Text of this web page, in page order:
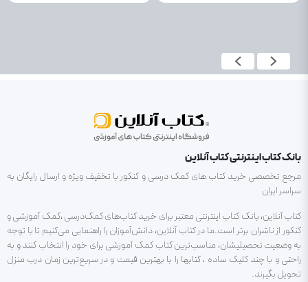
بانک کتاب اینترنتی کتاب آنلاین
مرجع تخصصی خرید کتاب های کمک درسی و کنکور با تخفیف ویژه و ارسال رایگان به
سراسر ایران
کتاب آنلاین، بانک کتاب اینترنتی معتبر برای خرید کتاب‌های کمک‌درسی ،کمک آموزشی و
کنکور از ناشران برتر است.ما در کتاب آنلاین، دانش‌آموزان را راهنمایی می‌کنیم تا با توجه
به وضعیت تحصیلیشان، مناسب‌ترین کتاب کمک آموزشی برای خود را انتخاب کنند و به
راحتی و با چند کلیک ساده ، کتابها را با بهترین قیمت و در سریع‌ترین زمان درب منزل
تحویل بگیرند.